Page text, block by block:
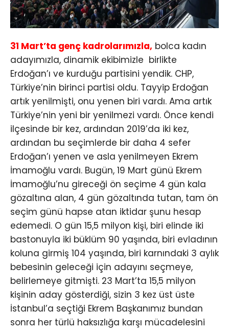
31 Mart’ta genç kadrolarımızla, bolca kadın
adayımızla, dinamik ekibimizle birlikte
Erdoğan’ı ve kurduğu partisini yendik. CHP,
Türkiye’nin birinci partisi oldu. Tayyip Erdoğan
artık yenilmişti, onu yenen biri vardı. Ama artık
Türkiye’nin yeni bir yenilmezi vardı. Önce kendi
ilçesinde bir kez, ardından 2019’da iki kez,
ardından bu seçimlerde bir daha 4 sefer
Erdoğan’ı yenen ve asla yenilmeyen Ekrem
İmamoğlu vardı. Bugün, 19 Mart günü Ekrem
İmamoğlu’nu gireceği ön seçime 4 gün kala
gözaltına alan, 4 gün gözaltında tutan, tam ön
seçim günü hapse atan iktidar şunu hesap
edemedi. O gün 15,5 milyon kişi, biri elinde iki
bastonuyla iki büklüm 90 yaşında, biri evladının
koluna girmiş 104 yaşında, biri karnındaki 3 aylık
bebesinin geleceği için adayını seçmeye,
belirlemeye gitmişti. 23 Mart’ta 15,5 milyon
kişinin aday gösterdiği, sizin 3 kez üst üste
İstanbul’a seçtiği Ekrem Başkanımız bundan
sonra her türlü haksızlığa karşı mücadelesini